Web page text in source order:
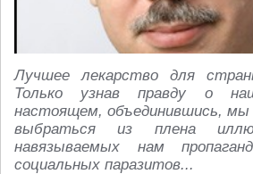
Лучшее лекарство для
Только узнав правду о
настоящем, объединившись,
выбраться из плена
навязываемых нам
социальных паразитов...